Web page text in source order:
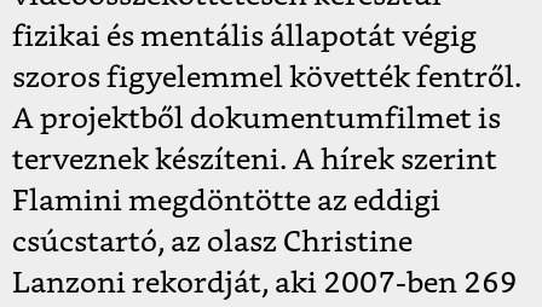
fizikai és mentális állapotát végig
szoros figyelemmel követték fentről.
A projektből dokumentumfilmet is
terveznek készíteni. A hírek szerint
Flamini megdöntötte az eddigi
csúcstartó, az olasz Christine
Lanzoni rekordját, aki 2007-ben 269